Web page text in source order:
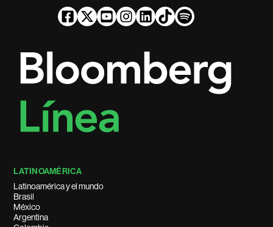
LATINOAMÉRICA
Latinoamérica y el mundo
Brasil
México
Argentina